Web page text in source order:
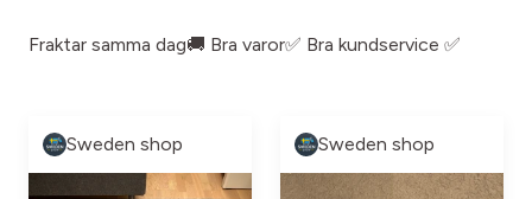
Fraktar samma dag🚚 Bra varor✅ Bra kundservice ✅
Sweden shop Sweden shop